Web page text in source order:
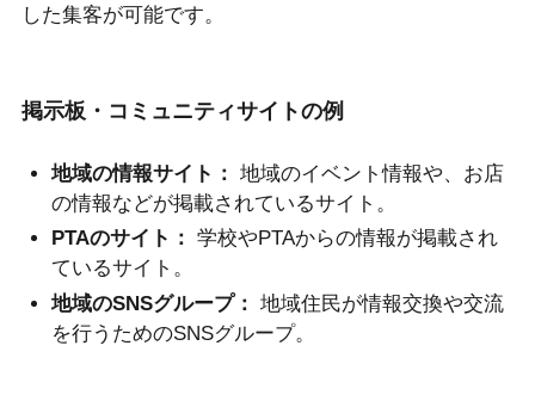
した集客が可能です。
掲示板・コミュニティサイトの例
地域の情報サイト： 地域のイベント情報や、お店
の情報などが掲載されているサイト。
PTAのサイト： 学校やPTAからの情報が掲載され
ているサイト。
地域のSNSグループ： 地域住民が情報交換や交流
を行うためのSNSグループ。